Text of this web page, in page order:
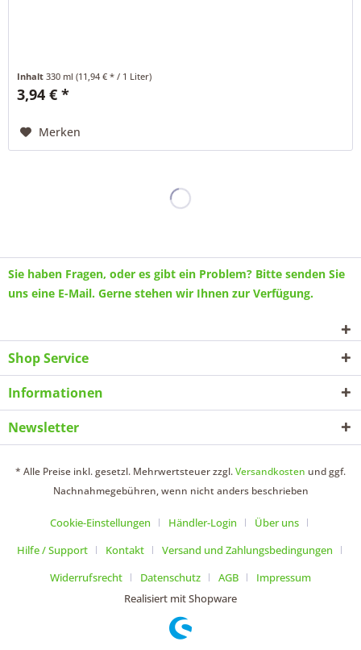
Inhalt330 ml(11,94 € * / 1 Liter)
3,94 € *
Merken
Sie haben Fragen, oder es gibt ein Problem? Bitte senden Sie
uns eine E-Mail. Gerne stehen wir Ihnen zur Verfügung.
Shop Service
Informationen
Newsletter
* Alle Preise inkl. gesetzl. Mehrwertsteuer zzgl.Versandkosten und ggf.
Nachnahmegebühren, wenn nicht anders beschrieben
Cookie-Einstellungen Händler-Login
Über uns
Hilfe / Support
Kontakt
Versand und Zahlungsbedingungen
Widerrufsrecht
Datenschutz AGB
Impressum
Realisiert mit Shopware